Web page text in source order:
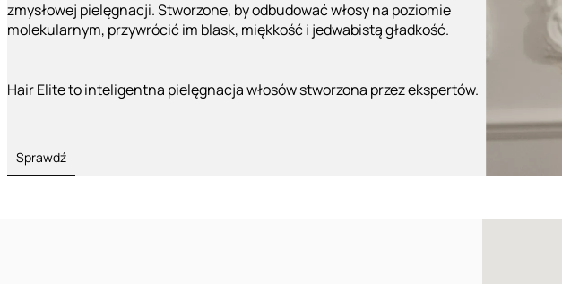
zmysłowej pielęgnacji. Stworzone, by odbudować włosy na poziomie
molekularnym, przywrócić im blask, miękkość i jedwabistą gładkość.
Hair Elite to inteligentna pielęgnacja włosów stworzona przez ekspertów.
Sprawdź